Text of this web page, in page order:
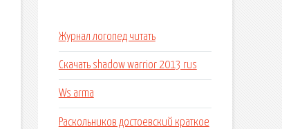
Журнал логопед читать
Скачать shadow warrior 2013 rus
Ws arma
Раскольников достоевский краткое